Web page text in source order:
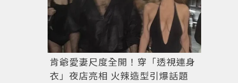
肯爺愛妻尺度全開！穿「透視連身
衣」夜店亮相 火辣造型引爆話題